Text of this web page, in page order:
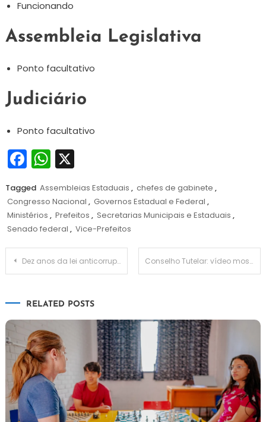
Funcionando
Assembleia Legislativa
Ponto facultativo
Judiciário
Ponto facultativo
Facebook
WhatsApp
X
Tagged Assembleias Estaduais , chefes de gabinete ,
Congresso Nacional , Governos Estadual e Federal ,
Ministérios , Prefeitos , Secretarias Municipais e Estaduais ,
Senado federal , Vice-Prefeitos
Navegação
Dez anos da lei anticorrupção Conselho Tutelar: vídeo mostra distribuição de folhetos dentro da Universal e formação de chapa
RELATED POSTS